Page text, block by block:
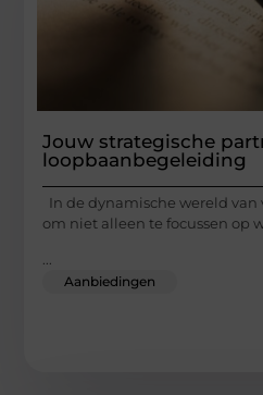
Jouw strategische
loopbaanbegeleiding
In de dynamische wereld van
om niet alleen te focussen op
Aanbiedingen